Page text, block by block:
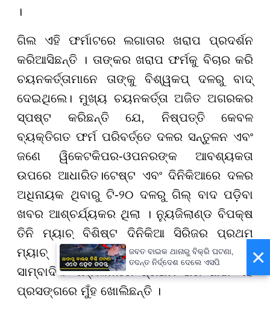
।
ଗିଲ ଏହି ଫର୍ମାଟରେ ଲଗାତାର ଖରାପ ପ୍ରଦର୍ଶନ
କରିଆସିଛନ୍ତି । ତାଙ୍କର ଖରାପ ଫର୍ମକୁ ବିଚାର କରି
ଚୟନକର୍ତ୍ତାମାନେ ତାଙ୍କୁ ବିଶ୍ୱକପ୍ ଦଳରୁ ବାଦ୍
ଦେଇଥିଲେ। ମୁଖ୍ୟ ଚୟନକର୍ତ୍ତା ଅଜିତ ଅଗରକର
ସ୍ପଷ୍ଟ କରିଛନ୍ତି ଯେ, ନିଷ୍ପତ୍ତି କେବଳ
ବ୍ୟକ୍ତିଗତ ଫର୍ମ ପରିବର୍ତ୍ତେ ଦଳର ସନ୍ତୁଳନ ଏବଂ
ଜଣେ ୱିକେଟକିପର-ଓପନରଙ୍କ ଆବଶ୍ୟକତା
ଉପରେ ଆଧାରିତ।ଟେଷ୍ଟ ଏବଂ ଦିନିକିଆରେ ଦଳର
ଅଧିନାୟକ ଥିବାରୁ ଟି-୨୦ ଦଳରୁ ଗିଲ୍ ବାଦ ପଡ଼ିବା
ଖବର ଆଶ୍ଚର୍ଯ୍ୟକର ଥିଲା । ନ୍ୟୁଜିଲାଣ୍ଡ ବିପକ୍ଷ
ତିନି ମ୍ୟାଚ୍ ବିଶିଷ୍ଟ ଦିନିକିଆ ସିରିଜର ପ୍ରଥମ
ମ୍ୟାଚ୍ ପୂର୍ବରୁ ଶୁଭମନ ଗିଲ ଭଦୋଦରାରେ ଏକ
ସାମ୍ବାଦିକ ସମ୍ମିଳନୀରେ ପ୍ରଥମ ଥର ପାଇଁ ଏହି
ପ୍ରସଙ୍ଗରେ ମୁଁହ ଖୋଲିଛନ୍ତି ।
×
ଜବତ ବାଇକ ଥାନାରୁ ବିକ୍ରି ଘଟଣା,
ତଦନ୍ତ ନିର୍ଦ୍ଦେଶ ଦେଲେ ଏସପି